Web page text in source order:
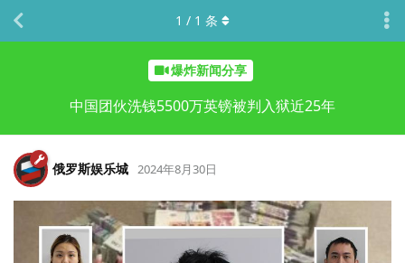
爆炸新闻分享
中国团伙洗钱5500万英镑被判入狱近25年
1 / 1 条
俄罗斯娱乐城 2024年8月30日